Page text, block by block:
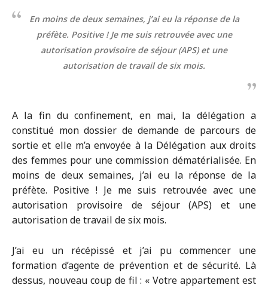
En moins de deux semaines, j’ai eu la réponse de la
préfète. Positive ! Je me suis retrouvée avec une
autorisation provisoire de séjour (APS) et une
autorisation de travail de six mois.
A la fin du confinement, en mai, la délégation a
constitué mon dossier de demande de parcours de
sortie et elle m’a envoyée à la Délégation aux droits
des femmes pour une commission dématérialisée. En
moins de deux semaines, j’ai eu la réponse de la
préfète. Positive ! Je me suis retrouvée avec une
autorisation provisoire de séjour (APS) et une
autorisation de travail de six mois.
J’ai eu un récépissé et j’ai pu commencer une
formation d’agente de prévention et de sécurité. Là
dessus, nouveau coup de fil : « Votre appartement est